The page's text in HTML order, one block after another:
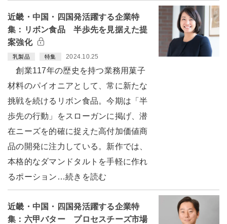
近畿・中国・四国発活躍する企業特
集：リボン食品 半歩先を見据えた提
案強化
乳製品 特集 2024.10.25
創業117年の歴史を持つ業務用菓子
材料のパイオニアとして、常に新たな
挑戦を続けるリボン食品。今期は「半
歩先の行動」をスローガンに掲げ、潜
在ニーズを的確に捉えた高付加価値商
品の開発に注力している。新作では、
本格的なダマンドタルトを手軽に作れ
るポーション…続きを読む
近畿・中国・四国発活躍する企業特
集：六甲バター プロセスチーズ市場